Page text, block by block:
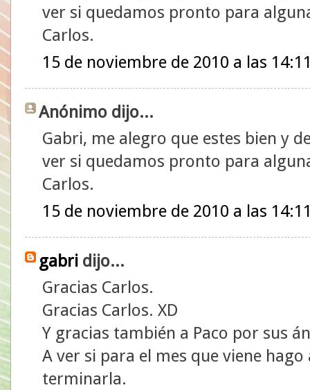
ver si quedamos pronto para
Carlos.
15 de noviembre de 2010 a las
Anónimo dijo...
Gabri, me alegro que estes bien y
ver si quedamos pronto para
Carlos.
15 de noviembre de 2010 a las
gabri dijo...
Gracias Carlos.
Gracias Carlos. XD
Y gracias también a Paco por sus
A ver si para el mes que viene
terminarla.